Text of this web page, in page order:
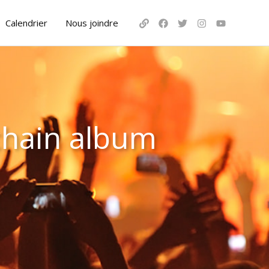
Calendrier Nous joindre
album